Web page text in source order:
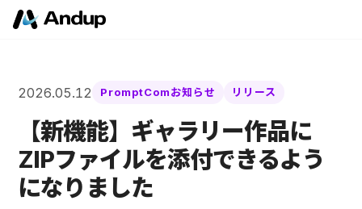
2026.05.12 PromptComお知らせ リリース
【新機能】ギャラリー作品に
ZIPファイルを添付できるよう
になりました